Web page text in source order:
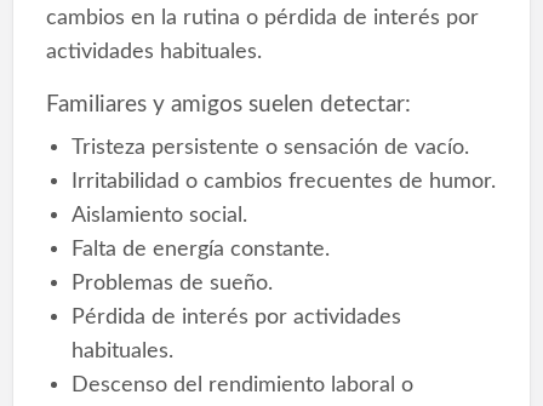
cambios en la rutina o pérdida de interés por
actividades habituales.
Familiares y amigos suelen detectar:
Tristeza persistente o sensación de vacío.
Irritabilidad o cambios frecuentes de humor.
Aislamiento social.
Falta de energía constante.
Problemas de sueño.
Pérdida de interés por actividades
habituales.
Descenso del rendimiento laboral o